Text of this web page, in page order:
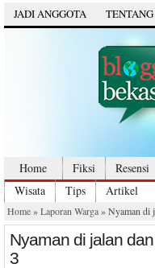
JADI ANGGOTA
Home Fiksi Resensi
Wisata
Tips Artikel
Home»Laporan Warga» Nyaman di
Nyaman di jalan
3